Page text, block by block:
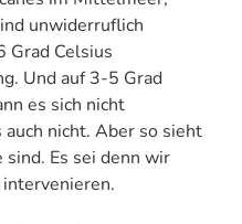
unwiderruflich
Grad Celsius
Und auf 3-5 Grad
es sich nicht
nicht. Aber so sieht
Es sei denn wir